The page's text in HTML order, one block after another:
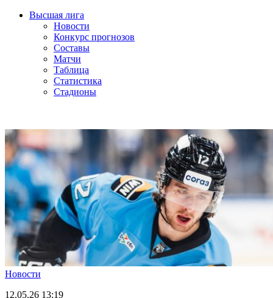
Высшая лига
Новости
Конкурс прогнозов
Составы
Матчи
Таблица
Статистика
Стадионы
Новости
12.05.26 13:19